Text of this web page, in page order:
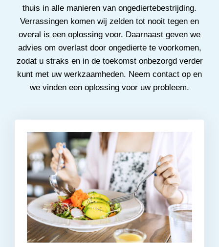
thuis in alle manieren van ongediertebestrijding.
Verrassingen komen wij zelden tot nooit tegen en
overal is een oplossing voor. Daarnaast geven we
advies om overlast door ongedierte te voorkomen,
zodat u straks en in de toekomst onbezorgd verder
kunt met uw werkzaamheden. Neem contact op en
we vinden een oplossing voor uw probleem.